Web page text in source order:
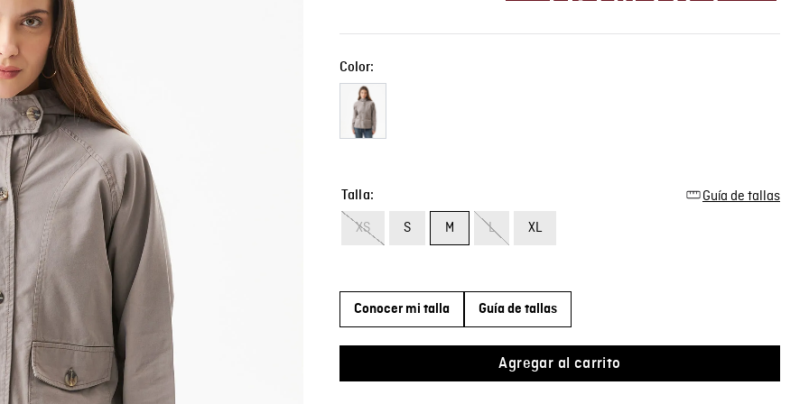
Color:
Guía de tallas
Talla
XS S M L XL
Conocer mi talla Guía de tallas
Agregar al carrito